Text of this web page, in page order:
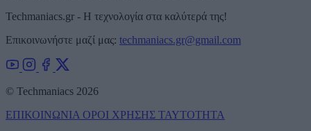
Techmaniacs.gr - Η τεχνολογία στα καλύτερά της!
Επικοινωνήστε μαζί μας: techmaniacs.gr@gmail.com
© Techmaniacs 2026
ΕΠΙΚΟΙΝΩΝΙΑ ΟΡΟΙ ΧΡΗΣΗΣ ΤΑΥΤΟΤΗΤΑ